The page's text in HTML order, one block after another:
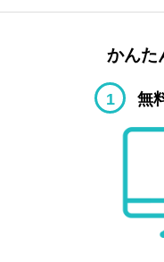
かんた
1 無